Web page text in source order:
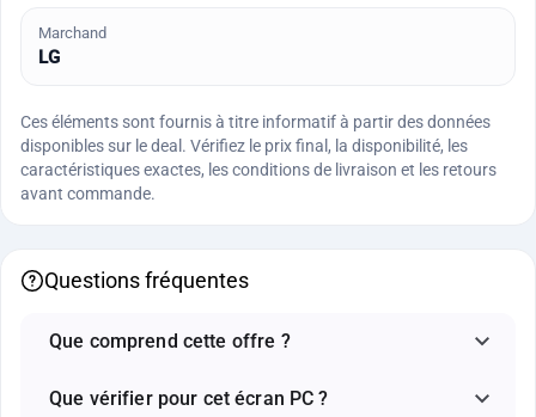
Marchand
LG
Ces éléments sont fournis à titre informatif à partir des données
disponibles sur le deal. Vérifiez le prix final, la disponibilité, les
caractéristiques exactes, les conditions de livraison et les retours
avant commande.
Questions fréquentes
Que comprend cette offre ?
Que vérifier pour cet écran PC ?